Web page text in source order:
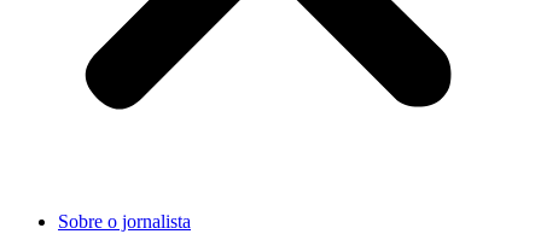
Sobre o jornalista